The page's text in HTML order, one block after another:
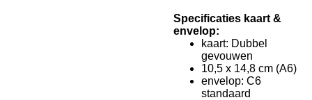
Specificaties kaart &
envelop:
kaart: Dubbel
gevouwen
10,5 x 14,8 cm (A6)
envelop: C6
standaard